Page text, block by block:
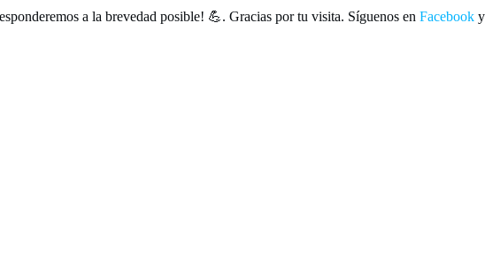
a la brevedad posible! 💪. Gracias por tu visita. Síguenos en Facebook y